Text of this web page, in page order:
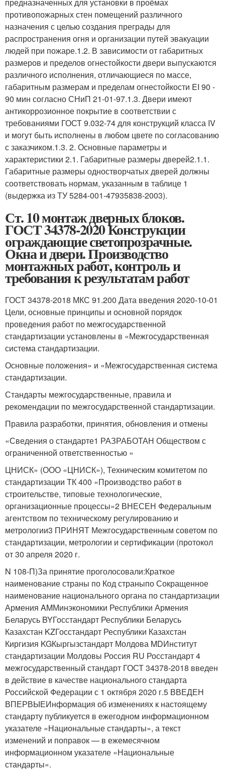
предназначенных для установки в проёмах
противопожарных стен помещений различного
назначения с целью создания преграды для
распространения огня и организации путей эвакуации
людей при пожаре.1.2. В зависимости от габаритных
размеров и пределов огнестойкости двери выпускаются
различного исполнения, отличающиеся по массе,
габаритным размерам и пределам огнестойкости EI 90 -
90 мин согласно СНиП 21-01-97.1.3. Двери имеют
антикоррозионное покрытие в соответствии с
требованиями ГОСТ 9.032-74 для конструкций класса IV
и могут быть исполнены в любом цвете по согласованию
с заказчиком.1.3. 2. Основные параметры и
характеристики 2.1. Габаритные размеры дверей2.1.1.
Габаритные размеры одностворчатых дверей должны
соответствовать нормам, указанным в таблице 1
(выдержка из ТУ 5284-001-47935838-2003).
Ст. 10 монтаж дверных блоков.
ГОСТ 34378-2020 Конструкции
ограждающие светопрозрачные.
Окна и двери. Производство
монтажных работ, контроль и
требования к результатам работ
ГОСТ 34378-2018 МКС 91.200 Дата введения 2020-10-01
Цели, основные принципы и основной порядок
проведения работ по межгосударственной
стандартизации установлены в «Межгосударственная
система стандартизации.
Основные положения» и «Межгосударственная система
стандартизации.
Стандарты межгосударственные, правила и
рекомендации по межгосударственной стандартизации.
Правила разработки, принятия, обновления и отмены
«Сведения о стандарте1 РАЗРАБОТАН Обществом с
ограниченной ответственностью «
ЦНИСК» (ООО «ЦНИСК»), Техническим комитетом по
стандартизации ТК 400 «Производство работ в
строительстве, типовые технологические,
организационные процессы»2 ВНЕСЕН Федеральным
агентством по техническому регулированию и
метрологии3 ПРИНЯТ Межгосударственным советом по
стандартизации, метрологии и сертификации (протокол
от 30 апреля 2020 г.
N 108-П)За принятие проголосовали:Краткое
наименование страны по Код страныпо Сокращенное
наименование национального органа по стандартизации
Армения AMМинэкономики Республики Армения
Беларусь BYГосстандарт Республики Беларусь
Казахстан KZГосстандарт Республики Казахстан
Киргизия KGКыргызстандарт Молдова MDИнститут
стандартизации Молдовы Россия RU Росстандарт 4
межгосударственный стандарт ГОСТ 34378-2018 введен
в действие в качестве национального стандарта
Российской Федерации с 1 октября 2020 г.5 ВВЕДЕН
ВПЕРВЫЕИнформация об изменениях к настоящему
стандарту публикуется в ежегодном информационном
указателе «Национальные стандарты», а текст
изменений и поправок — в ежемесячном
информационном указателе «Национальные
стандарты».